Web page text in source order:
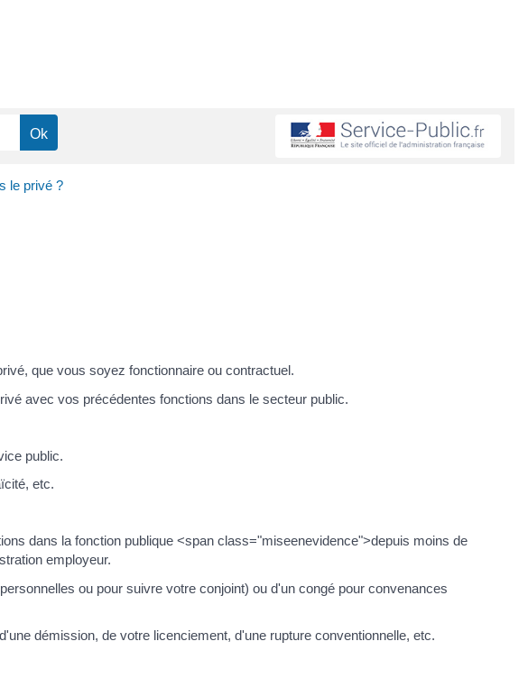
le privé ?
que vous soyez fonctionnaire ou contractuel.
avec vos précédentes fonctions dans le secteur public.
public.
etc.
dans la fonction publique <span class="miseenevidence">depuis moins de
employeur.
ou pour suivre votre conjoint) ou d'un congé pour convenances
démission, de votre licenciement, d'une rupture conventionnelle, etc.